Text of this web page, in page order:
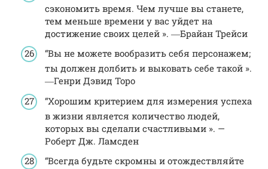
сэкономить время. Чем лучше вы станете,
тем меньше времени у вас уйдет на
достижение своих целей ». ―Брайан Трейси
“Вы не можете вообразить себя персонажем;
ты должен долбить и выковать себе такой ».
―Генри Дэвид Торо
“Хорошим критерием для измерения успеха
в жизни является количество людей,
которых вы сделали счастливыми ». —
Роберт Дж. Ламсден
“Всегда будьте скромны и отождествляйте